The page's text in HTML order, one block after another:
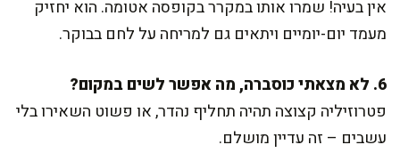
אין בעיה! שמרו אותו במקרר בקופסה אטומה. הוא יחזיק
מעמד יום-יומיים ויתאים גם למריחה על לחם בבוקר.
6. לא מצאתי כוסברה, מה אפשר לשים במקום?
פטרוזיליה קצוצה תהיה תחליף נהדר, או פשוט השאירו בלי
עשבים – זה עדיין מושלם.